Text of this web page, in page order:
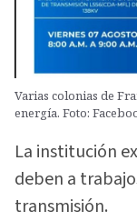
Varias colonias de
energía. Foto:
La institución
deben a
transmisión.